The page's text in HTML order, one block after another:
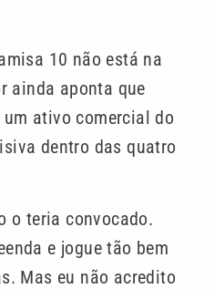
10 não está na
ainda aponta que
ativo comercial do
dentro das quatro
o teria convocado.
e jogue tão bem
Mas eu não acredito